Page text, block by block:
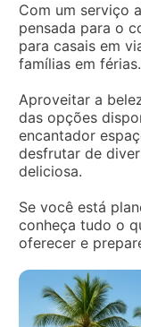
Com um serviço
pensada para o
para casais em
famílias em férias.
Aproveitar a
das opções
encantador
desfrutar de
deliciosa.
Se você está
conheça tudo o
oferecer e